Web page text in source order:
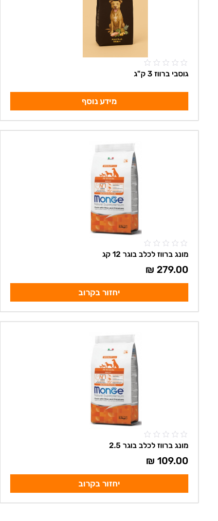
גוסבי ברווז 3 ק"ג
מידע נוסף
מונג ברווז לכלב בוגר 12 קג
279.00
₪
יחזור בקרוב
מונג ברווז לכלב בוגר 2.5
109.00
₪
יחזור בקרוב